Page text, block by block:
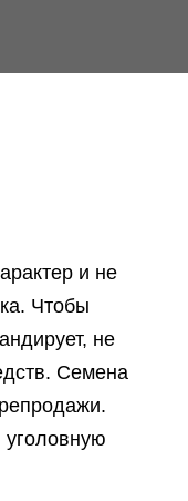
способы доставки
орешки максимально
и не
Чтобы
не
Семена
уголовную